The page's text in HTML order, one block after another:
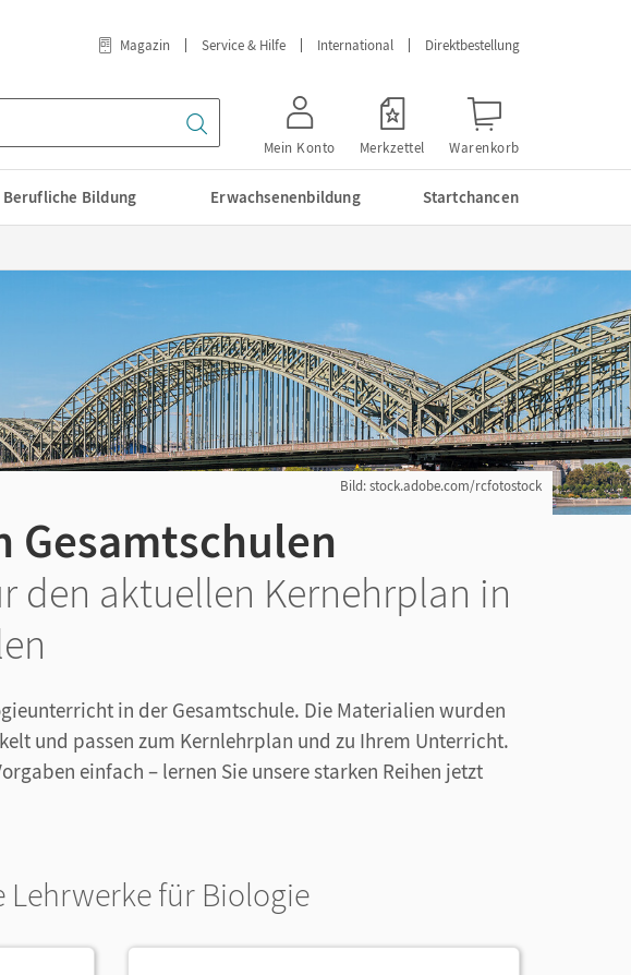
Magazin Service & Hilfe International Direktbestellung
Mein Konto Merkzettel Warenkorb
Berufliche Bildung Erwachsenenbildung Startchancen
Bild: stock.adobe.com/rcfotostock
Gesamtschulen
den aktuellen Kernehrplan in
in der Gesamtschule. Die Materialien wurden
und passen zum Kernlehrplan und zu Ihrem Unterricht.
einfach – lernen Sie unsere starken Reihen jetzt
Lehrwerke für Biologie